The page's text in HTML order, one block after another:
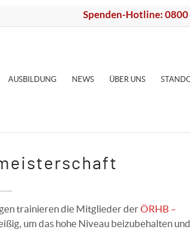
Spenden-Hotline:
AUSBILDUNG NEWS ÜBER UNS
trainieren die Mitglieder derÖRHB –
um das hohe Niveau beizubehalten